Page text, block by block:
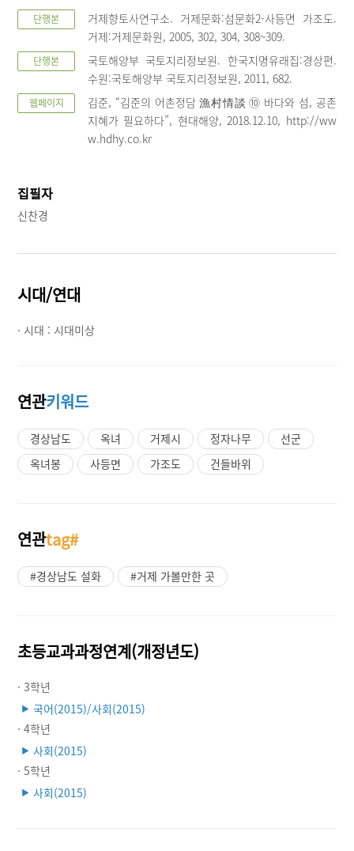
단행본
거제향토사연구소. 거제문화:섬문화2-사등면 가조도.
거제:거제문화원, 2005, 302, 304, 308~309.
단행본
국토해양부 국토지리정보원. 한국지명유래집:경상편.
수원:국토해양부 국토지리정보원, 2011, 682.
웹페이지
김준, “김준의 어촌정담 漁村情談 ⑩ 바다와 섬, 공존
지혜가 필요하다”, 현대해양, 2018.12.10, http://ww
w.hdhy.co.kr
집필자
신찬경
시대/연대
· 시대 : 시대미상
연관키워드
경상남도 옥녀 거제시 정자나무
선군
옥녀봉
사등면 가조도 건들바위
연관tag#
#경상남도 설화 #거제 가볼만한 곳
초등교과과정연계(개정년도)
· 3학년
▶ 국어(2015)/사회(2015)
· 4학년
▶ 사회(2015)
· 5학년
▶ 사회(2015)